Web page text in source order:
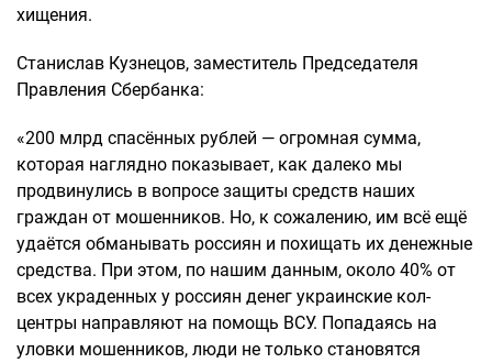
хищения.
Станислав Кузнецов, заместитель Председателя
Правления Сбербанка:
«200 млрд спасённых рублей — огромная сумма,
которая наглядно показывает, как далеко мы
продвинулись в вопросе защиты средств наших
граждан от мошенников. Но, к сожалению, им всё ещё
удаётся обманывать россиян и похищать их денежные
средства. При этом, по нашим данным, около 40% от
всех украденных у россиян денег украинские кол-
центры направляют на помощь ВСУ. Попадаясь на
уловки мошенников, люди не только становятся